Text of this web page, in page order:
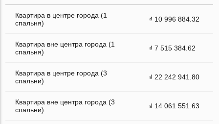
Квартира в центре города (1
спальня)
₫ 10 996 884.32
Квартира вне центра города (1
спальня)
₫ 7 515 384.62
Квартира в центре города (3
спальни)
₫ 22 242 941.80
Квартира вне центра города (3
спальни)
₫ 14 061 551.63